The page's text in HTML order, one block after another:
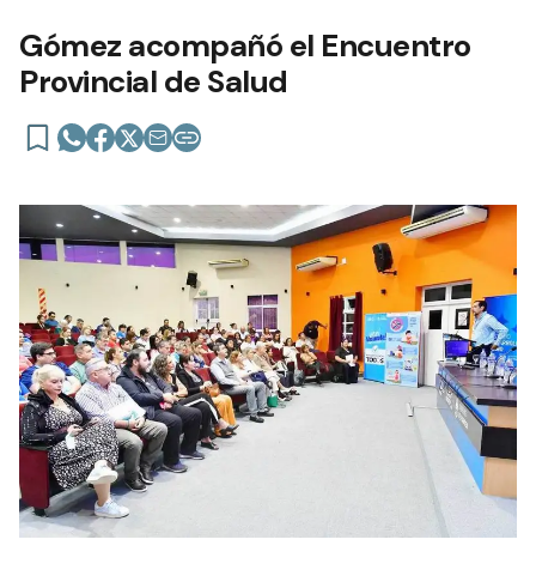
Gómez acompañó el Encuentro
Provincial de Salud